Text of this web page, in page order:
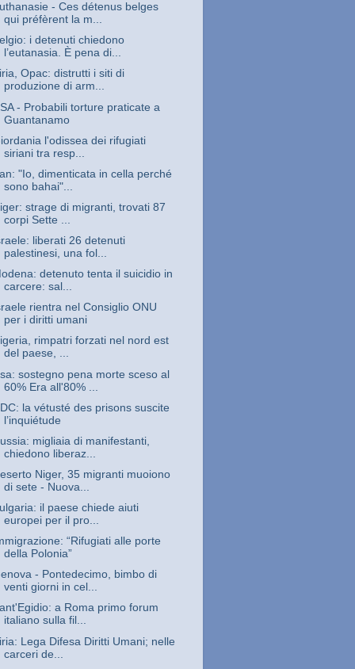
- Ces détenus belges
qui préfèrent la m...
i detenuti chiedono
l’eutanasia. È pena di...
Opac: distrutti i siti di
produzione di arm...
- Probabili torture praticate a
Guantanamo
l'odissea dei rifugiati
siriani tra resp...
"Io, dimenticata in cella perché
sono bahai"...
strage di migranti, trovati 87
corpi Sette ...
liberati 26 detenuti
palestinesi, una fol...
detenuto tenta il suicidio in
carcere: sal...
rientra nel Consiglio ONU
per i diritti umani
rimpatri forzati nel nord est
del paese, ...
sostegno pena morte sceso al
60% Era all'80% ...
la vétusté des prisons suscite
l’inquiétude
migliaia di manifestanti,
chiedono liberaz...
Niger, 35 migranti muoiono
di sete - Nuova...
il paese chiede aiuti
europei per il pro...
“Rifugiati alle porte
della Polonia”
- Pontedecimo, bimbo di
venti giorni in cel...
a Roma primo forum
italiano sulla fil...
Lega Difesa Diritti Umani; nelle
carceri de...